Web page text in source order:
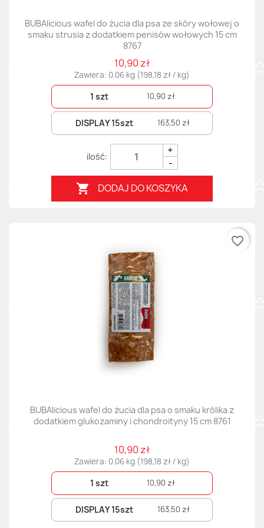
BUBAlicious wafel do żucia dla psa ze skóry wołowej o
smaku strusia z dodatkiem penisów wołowych 15 cm
8767
10,90 zł
Zawiera: 0.06 kg (198,18 zł / kg)
1 szt 10,90 zł
DISPLAY 15szt 163,50 zł
+
-
 DODAJ DO KOSZYKA
BUBAlicious wafel do żucia dla psa o smaku królika z
dodatkiem glukozaminy i chondroityny 15 cm 8761
10,90 zł
Zawiera: 0.06 kg (198,18 zł / kg)
1 szt 10,90 zł
DISPLAY 15szt 163,50 zł
favorite_border